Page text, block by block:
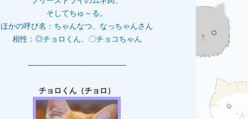
そしてちゅ～る。
ほかの呼び名：ちゃんなつ、なっちゃんさん
相性：◎チョロくん、〇チョコちゃん
------------------------------------------
チョロくん（チョロ）